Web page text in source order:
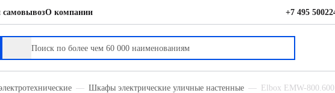
самовывозО компании +7 495
Шкафы электрические уличные настенные
Elbox EMW-